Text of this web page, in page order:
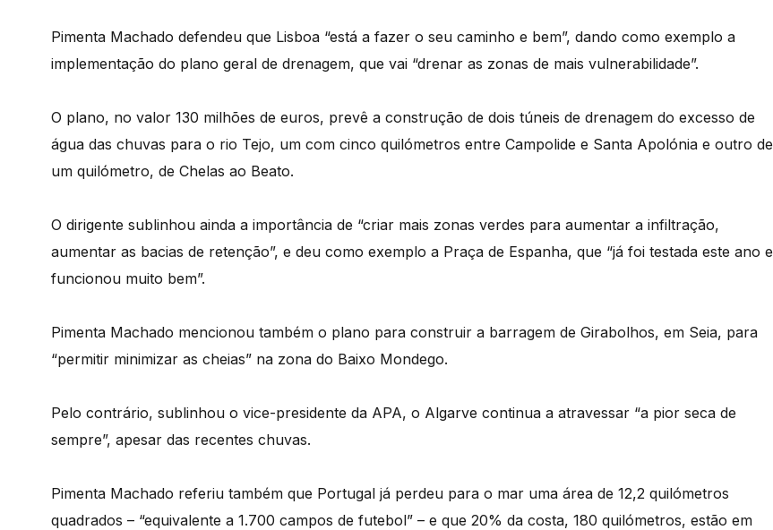
Pimenta Machado defendeu que Lisboa “está a fazer o seu caminho e bem”, dando como exemplo a
implementação do plano geral de drenagem, que vai “drenar as zonas de mais vulnerabilidade”.
O plano, no valor 130 milhões de euros, prevê a construção de dois túneis de drenagem do excesso de
água das chuvas para o rio Tejo, um com cinco quilómetros entre Campolide e Santa Apolónia e outro de
um quilómetro, de Chelas ao Beato.
O dirigente sublinhou ainda a importância de “criar mais zonas verdes para aumentar a infiltração,
aumentar as bacias de retenção”, e deu como exemplo a Praça de Espanha, que “já foi testada este ano e
funcionou muito bem”.
Pimenta Machado mencionou também o plano para construir a barragem de Girabolhos, em Seia, para
“permitir minimizar as cheias” na zona do Baixo Mondego.
Pelo contrário, sublinhou o vice-presidente da APA, o Algarve continua a atravessar “a pior seca de
sempre”, apesar das recentes chuvas.
Pimenta Machado referiu também que Portugal já perdeu para o mar uma área de 12,2 quilómetros
quadrados – “equivalente a 1.700 campos de futebol” – e que 20% da costa, 180 quilómetros, estão em